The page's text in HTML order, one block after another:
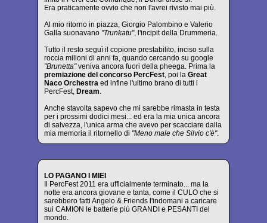
Era praticamente ovvio che non l'avrei rivisto mai più.
Al mio ritorno in piazza, Giorgio Palombino e Valerio
Galla suonavano "Trunkatu", l'incipit della Drummeria.
Tutto il resto seguì il copione prestabilito, inciso sulla
roccia milioni di anni fa, quando cercando su google
"Brunetta"veniva ancora fuori della pheega. Prima la
premiazione del concorso PercFest, poi la Great
Naco Orchestra ed infine l'ultimo brano di tutti i
PercFest, Dream.
Anche stavolta sapevo che mi sarebbe rimasta in testa
per i prossimi dodici mesi... ed era la mia unica ancora
di salvezza, l'unica arma che avevo per scacciare dalla
mia memoria il ritornello di "Meno male che Silvio c'è".
LO PAGANO I MIEI
Il PercFest 2011 era ufficialmente terminato... ma la
notte era ancora giovane e tanta, come il CULO che si
sarebbero fatti Angelo & Friends l'indomani a caricare
sui CAMION le batterie più GRANDI e PESANTI del
mondo.